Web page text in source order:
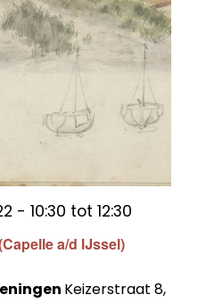
a/d IJssel)
- 10:30 tot 12:30
Keizerstraat 8,